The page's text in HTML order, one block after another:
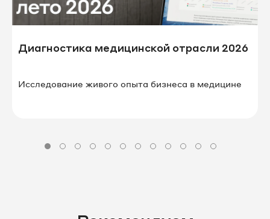
Диагностика медицинской отрасли 2026
Исследование живого опыта бизнеса в⁠ ⁠медицине